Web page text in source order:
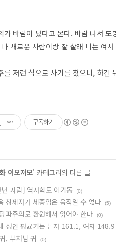
가 바람이 났다고 본다. 바람 나서
새로운 사람이랑 잘 살래 니는 여
를 저런 식으로 사기를 쳤으니, 하긴
구독하기
이모저모' 카테고리의 다른 글
사람] 역사학도 이기동
(0)
창제자가 세종임은 움직일 수 없다 (5)
파주의로 환원해서 읽어야 한다 (0)
성인 평균키는 남자 161.1, 여자 148.9
, 부처님 귀 (0)